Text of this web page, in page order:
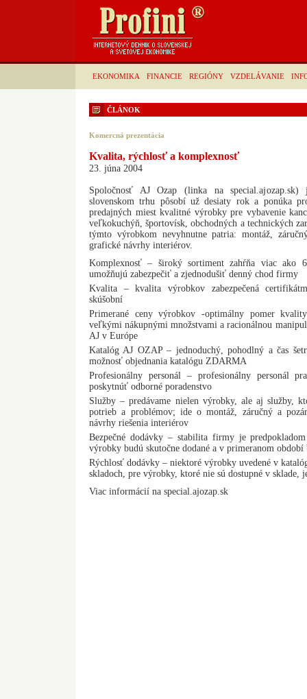
EKONOMIKA FINANCIE REGIÓNY VZDELÁVANIE
ČLÁNOK
Komercná prezentácia
Kvalita, rýchlosť a komplexnosť
23. júna 2004
Spoločnosť AJ Ozap (linka na
slovenskom trhu pôsobí už desiaty rok a ponúka
predajných miest kvalitné výrobky pre vybavenie
veľkokuchýň, športovísk, obchodných a technických
týmto výrobkom nevyhnutne patria: montáž,
grafické návrhy interiérov.
Komplexnosť – široký sortiment zahŕňa viac ako
umožňujú zabezpečiť a zjednodušiť denný chod firmy
Kvalita – kvalita výrobkov zabezpečená
skúšobní
Primerané ceny výrobkov -optimálny pomer
veľkými nákupnými množstvami a racionálnou
AJ v Európe
Katalóg AJ OZAP – jednoduchý, pohodlný a čas
možnosť objednania katalógu ZDARMA
Profesionálny personál – profesionálny personál
poskytnúť odborné poradenstvo
Služby – predávame nielen výrobky, ale aj služby,
potrieb a problémov; ide o montáž, záručný a
návrhy riešenia interiérov
Bezpečné dodávky – stabilita firmy je
výrobky budú skutočne dodané a v primeranom
Rýchlosť dodávky – niektoré výrobky uvedené v
skladoch, pre výrobky, ktoré nie sú dostupné v sklade,
Viac informácií na special.ajozap.sk